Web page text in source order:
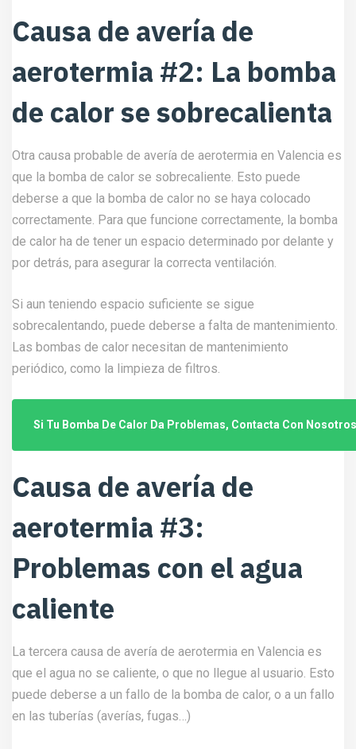
Causa de avería de
aerotermia #2: La bomba
de calor se sobrecalienta
Otra causa probable de avería de aerotermia en Valencia es
que la bomba de calor se sobrecaliente. Esto puede
deberse a que la bomba de calor no se haya colocado
correctamente. Para que funcione correctamente, la bomba
de calor ha de tener un espacio determinado por delante y
por detrás, para asegurar la correcta ventilación.
Si aun teniendo espacio suficiente se sigue
sobrecalentando, puede deberse a falta de mantenimiento.
Las bombas de calor necesitan de mantenimiento
periódico, como la limpieza de filtros.
Si Tu Bomba De Calor Da Problemas, Contacta Con
Causa de avería de
aerotermia #3:
Problemas con el agua
caliente
La tercera causa de avería de aerotermia en Valencia es
que el agua no se caliente, o que no llegue al usuario. Esto
puede deberse a un fallo de la bomba de calor, o a un fallo
en las tuberías (averías, fugas…)